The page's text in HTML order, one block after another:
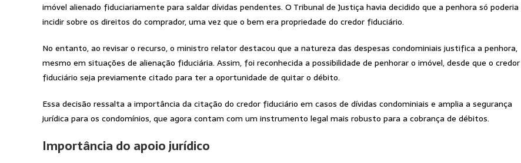
imóvel alienado fiduciariamente para saldar dívidas pendentes. O Tribunal de Justiça havia decidido que a penhora só poderia
incidir sobre os direitos do comprador, uma vez que o bem era propriedade do credor fiduciário.
No entanto, ao revisar o recurso, o ministro relator destacou que a natureza das despesas condominiais justifica a penhora,
mesmo em situações de alienação fiduciária. Assim, foi reconhecida a possibilidade de penhorar o imóvel, desde que o credor
fiduciário seja previamente citado para ter a oportunidade de quitar o débito.
Essa decisão ressalta a importância da citação do credor fiduciário em casos de dívidas condominiais e amplia a segurança
jurídica para os condomínios, que agora contam com um instrumento legal mais robusto para a cobrança de débitos.
Importância do apoio jurídico